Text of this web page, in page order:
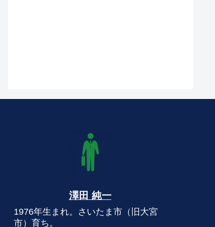
澤田 純一
1976年生まれ。さいたま市（旧大宮
市）育ち。